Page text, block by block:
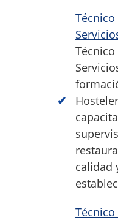
calidad